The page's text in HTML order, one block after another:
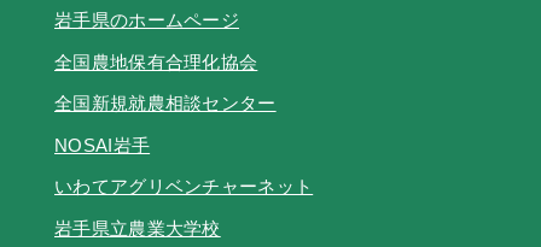
岩手県のホームページ
全国農地保有合理化協会
全国新規就農相談センター
NOSAI岩手
いわてアグリベンチャーネット
岩手県立農業大学校